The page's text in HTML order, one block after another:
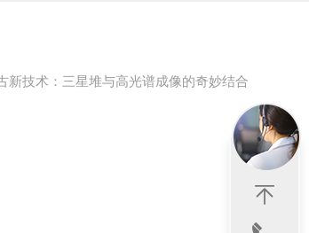
新技术：三星堆与高光谱成像的奇妙结合